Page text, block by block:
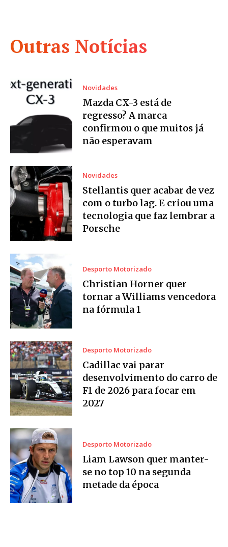
Outras Notícias
Novidades
Mazda CX-3 está de
regresso? A marca
confirmou o que muitos já
não esperavam
Novidades
Stellantis quer acabar de vez
com o turbo lag. E criou uma
tecnologia que faz lembrar a
Porsche
Desporto Motorizado
Christian Horner quer
tornar a Williams vencedora
na fórmula 1
Desporto Motorizado
Cadillac vai parar
desenvolvimento do carro de
F1 de 2026 para focar em
2027
Desporto Motorizado
Liam Lawson quer manter-
se no top 10 na segunda
metade da época